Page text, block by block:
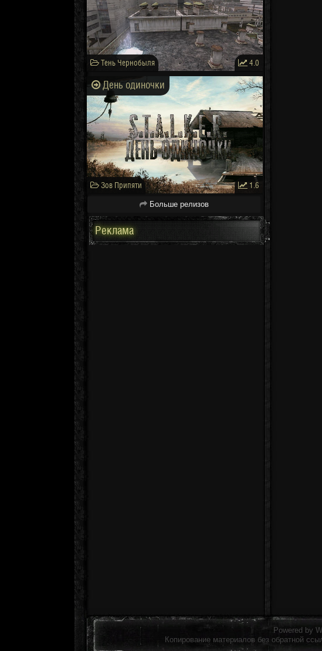
Тень Чернобыля 4.0
День одиночки
Зов Припяти 1.6
Больше релизов
Реклама
Powered by
Копирование материалов без обратной